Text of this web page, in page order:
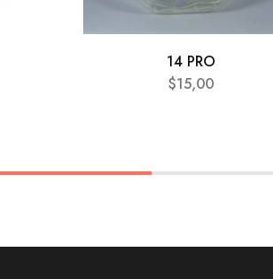
14 PRO
$15,00